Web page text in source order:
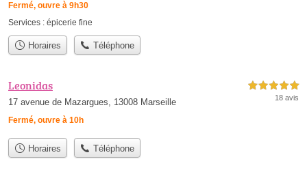
Fermé, ouvre à 9h30
Services : épicerie fine
Horaires Téléphone
Leonidas
17 avenue de Mazargues, 13008 Marseille
Fermé, ouvre à 10h
5,0 étoiles sur 5
18 avis
Horaires Téléphone